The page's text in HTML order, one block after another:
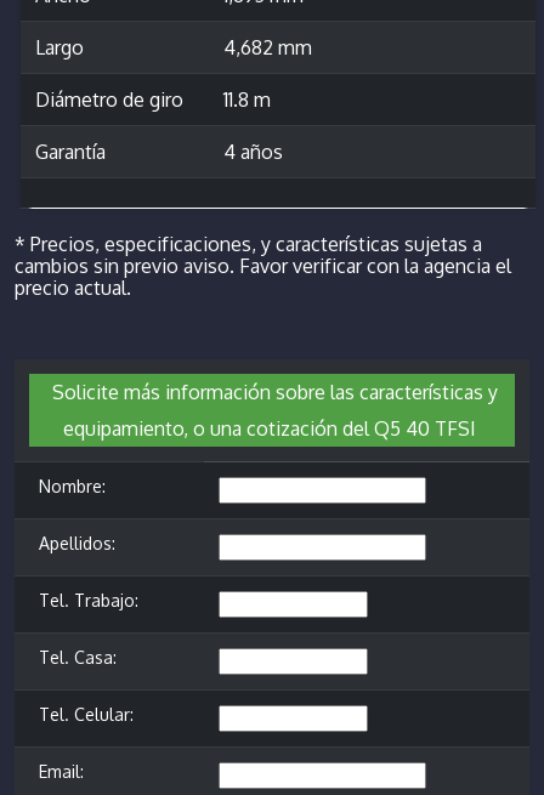
Largo 4,682 mm
Diámetro de giro 11.8 m
Garantía 4 años
* Precios, especificaciones, y características sujetas a
cambios sin previo aviso. Favor verificar con la agencia el
precio actual.
Solicite más información sobre las características y
equipamiento, o una cotización del Q5 40 TFSI
Nombre:
Apellidos:
Tel. Trabajo:
Tel. Casa:
Tel. Celular:
Email: